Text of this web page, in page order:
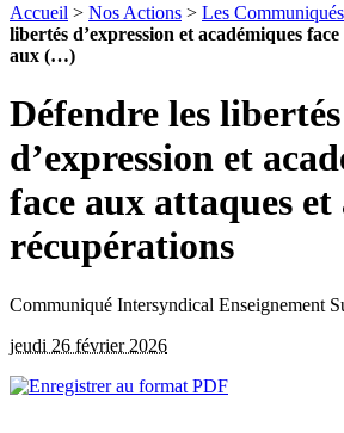
Accueil > Nos Actions > Les Communiqués
libertés d’expression et académiques
aux (…)
Défendre les libertés
d’expression et
face aux attaques et
récupérations
Communiqué Intersyndical Enseignement
jeudi 26 février 2026